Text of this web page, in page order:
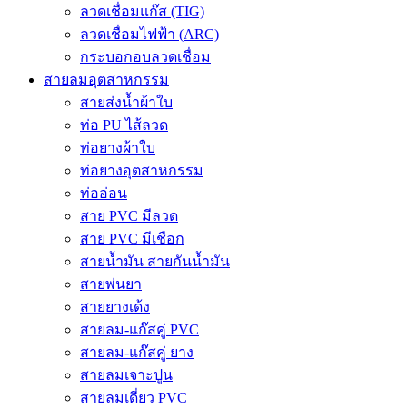
ลวดเชื่อมแก๊ส (TIG)
ลวดเชื่อมไฟฟ้า (ARC)
กระบอกอบลวดเชื่อม
สายลมอุตสาหกรรม
สายส่งน้ำผ้าใบ
ท่อ PU ไส้ลวด
ท่อยางผ้าใบ
ท่อยางอุตสาหกรรม
ท่ออ่อน
สาย PVC มีลวด
สาย PVC มีเชือก
สายน้ำมัน สายกันน้ำมัน
สายพ่นยา
สายยางเด้ง
สายลม-แก๊สคู่ PVC
สายลม-แก๊สคู่ ยาง
สายลมเจาะปูน
สายลมเดี่ยว PVC